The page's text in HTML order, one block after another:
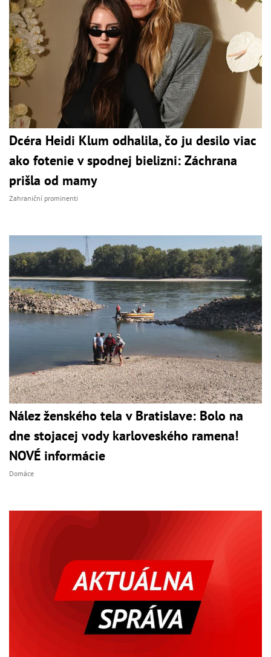
Dcéra Heidi Klum odhalila, čo ju desilo viac
ako fotenie v spodnej bielizni: Záchrana
prišla od mamy
Zahraniční prominenti
Nález ženského tela v Bratislave: Bolo na
dne stojacej vody karloveského ramena!
NOVÉ informácie
Domáce